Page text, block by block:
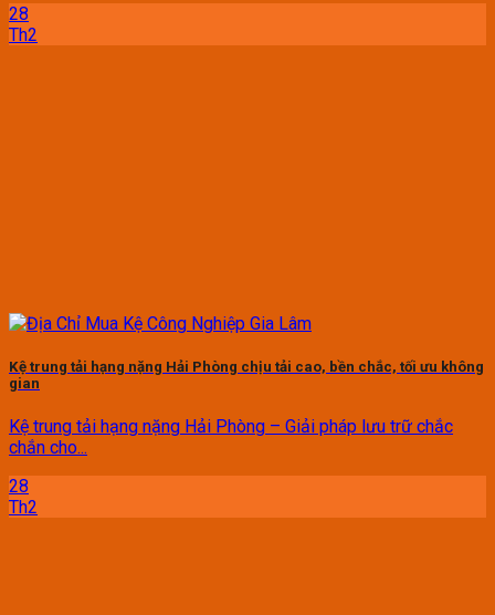
28
Th2
Kệ trung tải hạng nặng Hải Phòng chịu tải cao, bền chắc, tối ưu không
gian
Kệ trung tải hạng nặng Hải Phòng – Giải pháp lưu trữ chắc
chắn cho...
28
Th2